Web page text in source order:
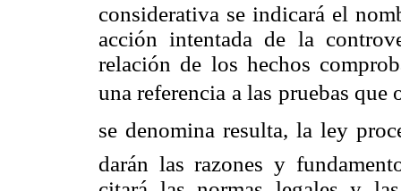
considerativa se indicará el
acción intentada de la
relación de los hechos
una referencia a las pruebas que
se denomina resulta, la ley
darán las razones y